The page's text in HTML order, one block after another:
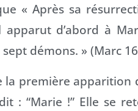
« Après sa
d’abord à
démons. » (Marc
la première apparition
: “Marie !” Elle se